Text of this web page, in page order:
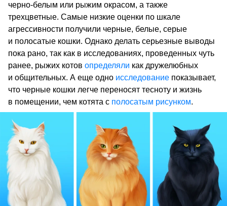
черно-белым или рыжим окрасом, а также
трехцветные. Самые низкие оценки по шкале
агрессивности получили черные, белые, серые
и полосатые кошки. Однако делать серьезные выводы
пока рано, так как в исследованиях, проведенных чуть
ранее, рыжих котов определяли как дружелюбных
и общительных. А еще одно исследование показывает,
что черные кошки легче переносят тесноту и жизнь
в помещении, чем котята с полосатым рисунком.